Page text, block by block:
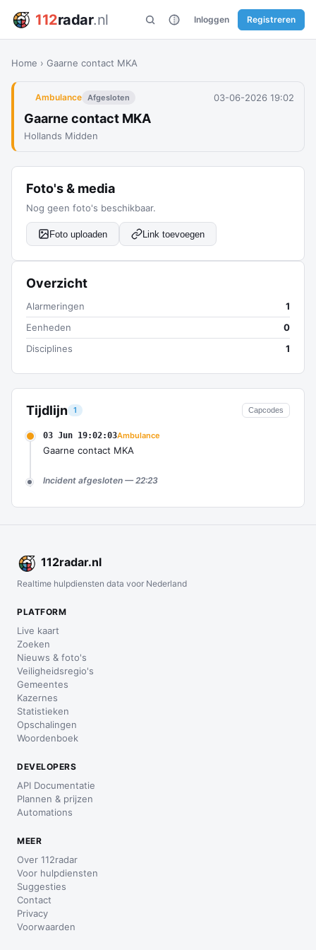
112radar.nl Inloggen Registreren
Home › Gaarne contact MKA
Ambulance Afgesloten 03-06-2026 19:02
Gaarne contact MKA
Hollands Midden
Tijdlijn 1 Capcodes
03 Jun 19:02:03Ambulance
Gaarne contact MKA
Incident afgesloten — 22:23
Foto's & media
Nog geen foto's beschikbaar.
Foto uploaden Link toevoegen
Overzicht
Alarmeringen
1
Eenheden
0
Disciplines
1
112radar.nl
Realtime hulpdiensten data voor Nederland
PLATFORM
Live kaart
Zoeken
Nieuws & foto's
Veiligheidsregio's
Gemeentes
Kazernes
Statistieken
Opschalingen
Woordenboek
DEVELOPERS
API Documentatie
Plannen & prijzen
Automations
MEER
Over 112radar
Voor hulpdiensten
Suggesties
Contact
Privacy
Voorwaarden